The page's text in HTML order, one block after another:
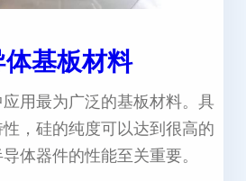
基板材料
用最为广泛的基板材料。具
，硅的纯度可以达到很高的
体器件的性能至关重要。